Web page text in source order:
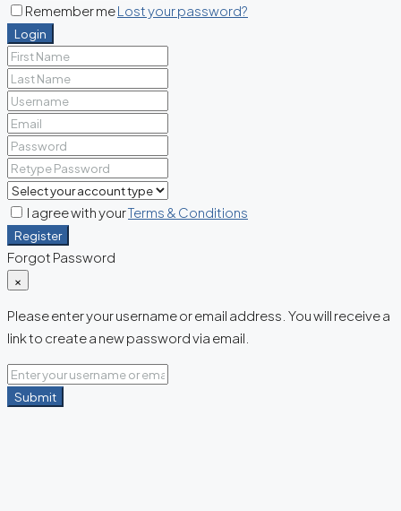
Remember meLost your password?
Login
I agree with yourTerms & Conditions
Register
Forgot Password
×
Please enter your username or email address. You will receive a
link to create a new password via email.
Submit